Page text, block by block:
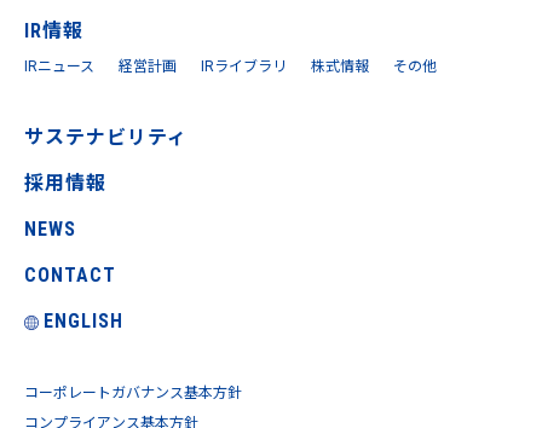
IR情報
IRニュース 経営計画 IRライブラリ 株式情報 その他
サステナビリティ
採用情報
NEWS
CONTACT
ENGLISH
コーポレートガバナンス基本方針
コンプライアンス基本方針